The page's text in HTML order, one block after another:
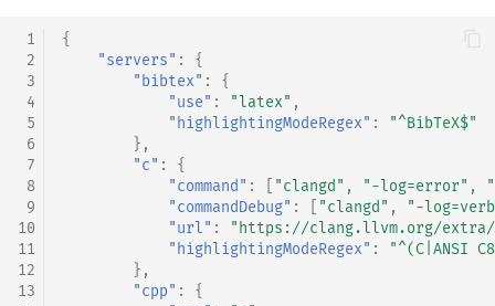
1
2
3
4
5
6
7
8
9
10
11
12
13
{
"servers" :
{
"bibtex" :
{
"use" : "latex" ,
"highlightingModeRegex" :
"^BibTeX$"
},
"c" :
{
"command" : "clangd" , "-log=error" ,
"commandDebug" : "clangd" ,
"-
"url" :
"https://clang.llvm.org/
"highlightingModeRegex" :
"^(C|ANSI
},
"cpp" :
{